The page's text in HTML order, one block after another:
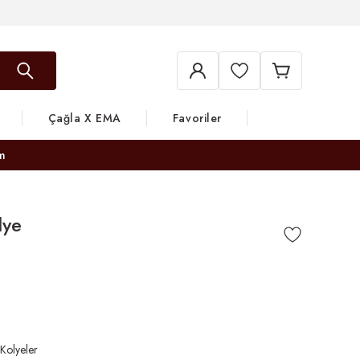
Çağla X EMA Favoriler
Kolyeler